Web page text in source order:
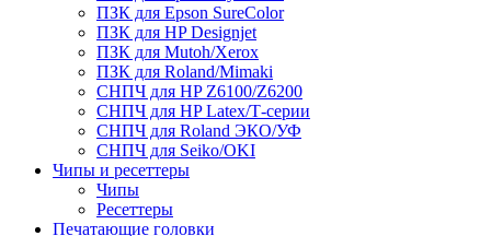
ПЗК для Epson SureColor
ПЗК для HP Designjet
ПЗК для Mutoh/Xerox
ПЗК для Roland/Mimaki
СНПЧ для HP Z6100/Z6200
СНПЧ для HP Latex/Т-cерии
СНПЧ для Roland ЭКО/УФ
СНПЧ для Seiko/OKI
Чипы и ресеттеры
Чипы
Ресеттеры
Печатающие головки